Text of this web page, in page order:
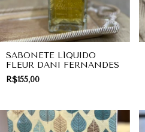
SABONETE LÍQUIDO
FLEUR DANI FERNANDES
R$155,00